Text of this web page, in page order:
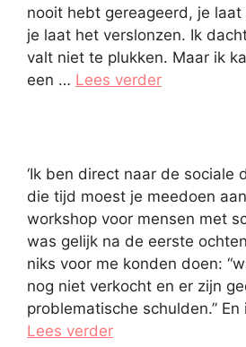
nooit hebt gereageerd, je
je laat het verslonzen. Ik
valt niet te plukken. Maar ik
een … Lees verder
‘Ik ben direct naar de sociale
die tijd moest je meedoen
workshop voor mensen met
was gelijk na de eerste
niks voor me konden doen:
nog niet verkocht en er zijn
problematische schulden.”
Lees verder